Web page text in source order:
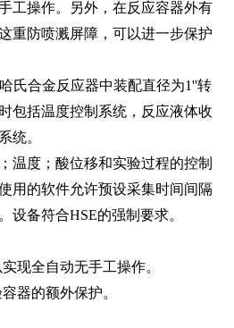
工操作。另外，在反应容器外有
重防喷溅屏障，可以进一步保护
氏合金反应器中装配直径为1''转
包括温度控制系统，反应液体收
统。
温度；酸位移和实验过程的控制
用的软件允许预设采集时间间隔
设备符合HSE的强制要求。
现全自动无手工操作。
器的额外保护。